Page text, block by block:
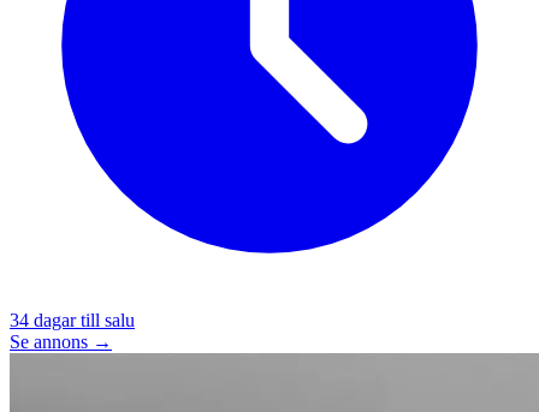
34 dagar till salu
Se annons →